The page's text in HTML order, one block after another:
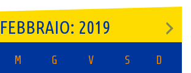
FEBBRAIO: 2019
M G V S D